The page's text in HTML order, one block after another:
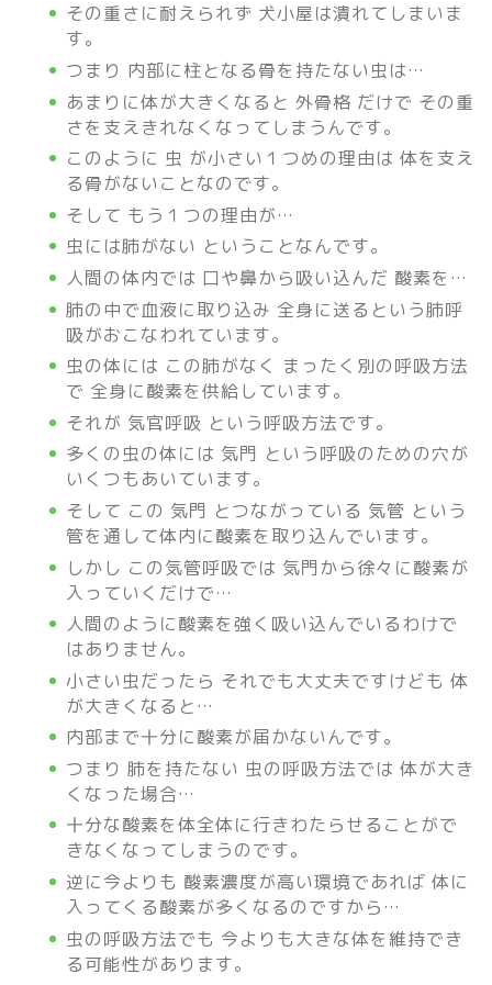
その重さに耐えられず 犬小屋は潰れてしまいま
す。
つまり 内部に柱となる骨を持たない虫は…
あまりに体が大きくなると 外骨格 だけで その重
さを支えきれなくなってしまうんです。
このように 虫 が小さい１つめの理由は 体を支え
る骨がないことなのです。
そして もう１つの理由が…
虫には肺がない ということなんです。
人間の体内では 口や鼻から吸い込んだ 酸素を…
肺の中で血液に取り込み 全身に送るという肺呼
吸がおこなわれています。
虫の体には この肺がなく まったく別の呼吸方法
で 全身に酸素を供給しています。
それが 気官呼吸 という呼吸方法です。
多くの虫の体には 気門 という呼吸のための穴が
いくつもあいています。
そして この 気門 とつながっている 気管 という
管を通して体内に酸素を取り込んでいます。
しかし この気管呼吸では 気門から徐々に酸素が
入っていくだけで…
人間のように酸素を強く吸い込んでいるわけで
はありません。
小さい虫だったら それでも大丈夫ですけども 体
が大きくなると…
内部まで十分に酸素が届かないんです。
つまり 肺を持たない 虫の呼吸方法では 体が大き
くなった場合…
十分な酸素を体全体に行きわたらせることがで
きなくなってしまうのです。
逆に今よりも 酸素濃度が高い環境であれば 体に
入ってくる酸素が多くなるのですから…
虫の呼吸方法でも 今よりも大きな体を維持でき
る可能性があります。